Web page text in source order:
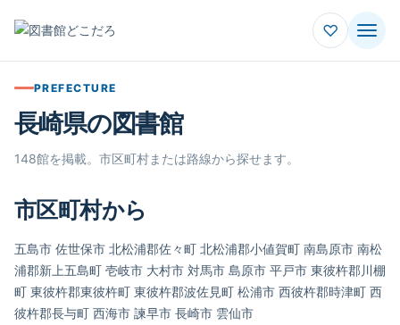
♡
PREFECTURE
長崎県の図書館
148館を掲載。市区町村または路線から探せます。
市区町村から
五島市 佐世保市 北松浦郡佐々町 北松浦郡小値賀町 南島原市 南松
浦郡新上五島町 壱岐市 大村市 対馬市 島原市 平戸市 東彼杵郡川棚
町 東彼杵郡東彼杵町 東彼杵郡波佐見町 松浦市 西彼杵郡時津町 西
彼杵郡長与町 西海市 諫早市 長崎市 雲仙市